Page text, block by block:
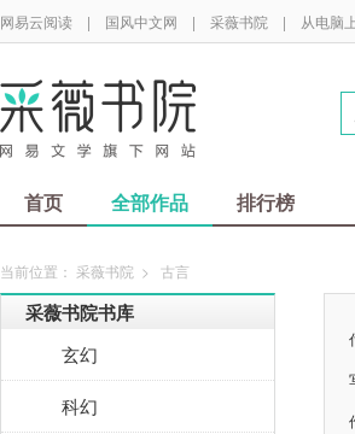
网易云阅读 | 国风中文网 | 采薇书院 | 从电脑
首页 全部作品 排行榜
当前位置： 采薇书院 > 古言
采薇书院书库
玄幻
科幻